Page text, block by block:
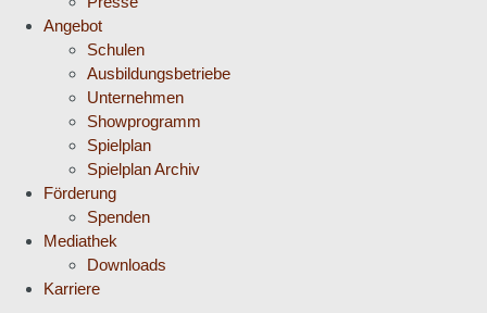
Angebot
Schulen
Ausbildungsbetriebe
Unternehmen
Showprogramm
Spielplan
Spielplan Archiv
Förderung
Spenden
Mediathek
Downloads
Karriere